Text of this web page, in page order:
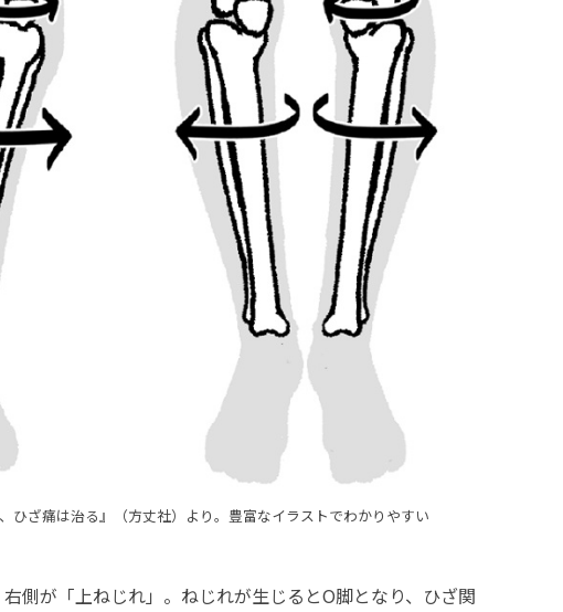
ひざ痛は治る』（方丈社）より。豊富なイラストでわかりやすい
側が「上ねじれ」。ねじれが生じるとO脚となり、ひざ関